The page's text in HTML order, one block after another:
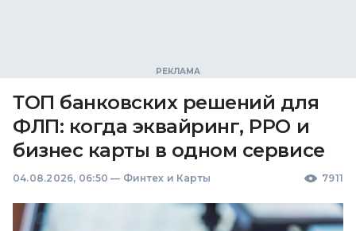
ТОП банковских решений для
ФЛП: когда эквайринг, РРО и
бизнес карты в одном сервисе
04.08.2026, 06:50 — Финтех и Карты 7911